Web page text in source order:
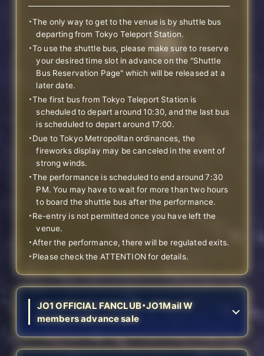
・The only way to get to the venue is by shuttle bus
departing from Tokyo Teleport Station.
・To use the shuttle bus, please make sure to reserve
your desired time slot in advance on the "Shuttle
Bus Reservation Page" which will be released at a
later date.
・The first bus from Tokyo Teleport Station is
scheduled to depart around 10:30, and the last bus
is scheduled to depart around 17:00.
・Due to Tokyo Metropolitan ordinances, the
fireworks display may be canceled in the event of
strong winds.
・The performance is scheduled to end around 7:30
PM. You may have to wait for more than two hours
to board the shuttle bus after the performance.
・Re-entry is not permitted once you have left the
venue.
・After the performance, there will be regulated exits.
・Please check the ATTENTION for details.
JO1 OFFICIAL FANCLUB・JO1Mail W
members advance sale